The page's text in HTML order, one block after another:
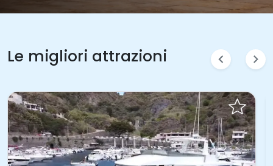
Le migliori attrazioni chevron_left chevron_right
OFFERTA